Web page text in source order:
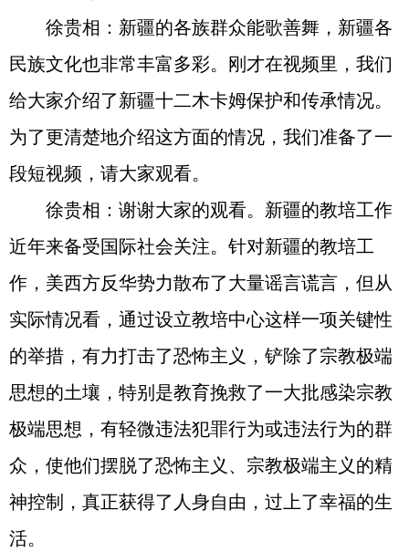
徐贵相：新疆的各族群众能歌善舞，新疆各
民族文化也非常丰富多彩。刚才在视频里，我们
给大家介绍了新疆十二木卡姆保护和传承情况。
为了更清楚地介绍这方面的情况，我们准备了一
段短视频，请大家观看。
徐贵相：谢谢大家的观看。新疆的教培工作
近年来备受国际社会关注。针对新疆的教培工
作，美西方反华势力散布了大量谣言谎言，但从
实际情况看，通过设立教培中心这样一项关键性
的举措，有力打击了恐怖主义，铲除了宗教极端
思想的土壤，特别是教育挽救了一大批感染宗教
极端思想，有轻微违法犯罪行为或违法行为的群
众，使他们摆脱了恐怖主义、宗教极端主义的精
神控制，真正获得了人身自由，过上了幸福的生
活。